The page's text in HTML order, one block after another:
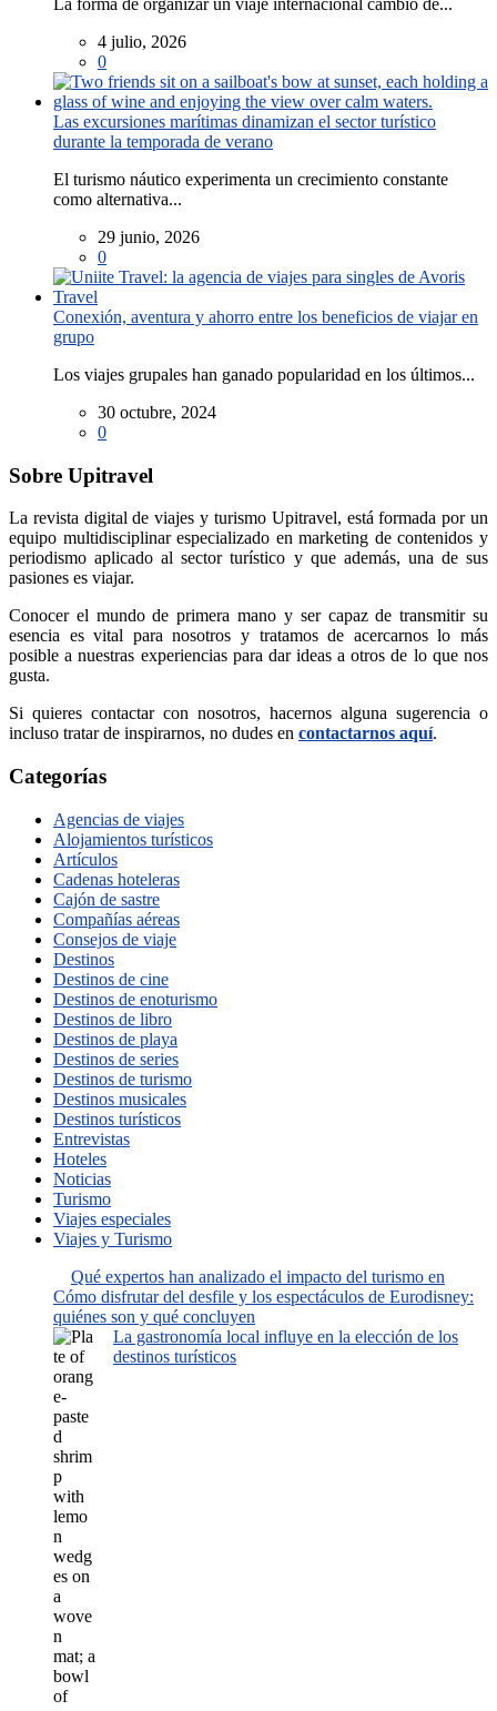
La forma de organizar un viaje internacional cambió de...
4 julio, 2026
0
Las excursiones marítimas dinamizan el sector turístico
durante la temporada de verano
El turismo náutico experimenta un crecimiento constante
como alternativa...
29 junio, 2026
0
Conexión, aventura y ahorro entre los beneficios de viajar en
grupo
Los viajes grupales han ganado popularidad en los últimos...
30 octubre, 2024
0
Sobre Upitravel
La revista digital de viajes y turismo Upitravel, está formada por un
equipo multidisciplinar especializado en marketing de contenidos y
periodismo aplicado al sector turístico y que además, una de sus
pasiones es viajar.
Conocer el mundo de primera mano y ser capaz de transmitir su
esencia es vital para nosotros y tratamos de acercarnos lo más
posible a nuestras experiencias para dar ideas a otros de lo que nos
gusta.
Si quieres contactar con nosotros, hacernos alguna sugerencia o
incluso tratar de inspirarnos, no dudes en contactarnos aquí.
Categorías
Agencias de viajes
Alojamientos turísticos
Artículos
Cadenas hoteleras
Cajón de sastre
Compañías aéreas
Consejos de viaje
Destinos
Destinos de cine
Destinos de enoturismo
Destinos de libro
Destinos de playa
Destinos de series
Destinos de turismo
Destinos musicales
Destinos turísticos
Entrevistas
Hoteles
Noticias
Turismo
Viajes especiales
Viajes y Turismo
Qué expertos han analizado el impacto del turismo en
Cómo disfrutar del desfile y los espectáculos de Eurodisney:
quiénes son y qué concluyen
La gastronomía local influye en la elección de los
destinos turísticos